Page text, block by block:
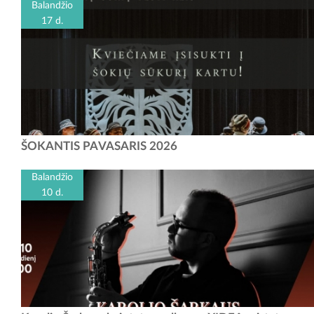
Balandžio
17 d.
Jau trečius metus iš eilės kviečiame visus į liaudiškų šokių festivalį
ŠOKANTIS PAVASARIS 2026
Balandžio
10 d.